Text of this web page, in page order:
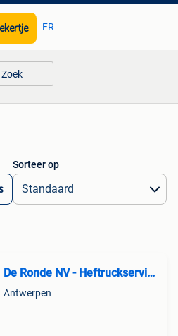
FR
Zoek
Sorteer op
De Ronde NV - Heftruckservice
Antwerpen